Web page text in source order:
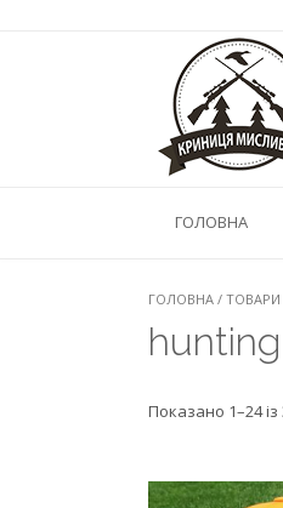
ГОЛОВНА
ГОЛОВНА / ТОВАРИ
Показано 1–24 iз